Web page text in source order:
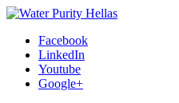
Facebook
LinkedIn
Youtube
Google+